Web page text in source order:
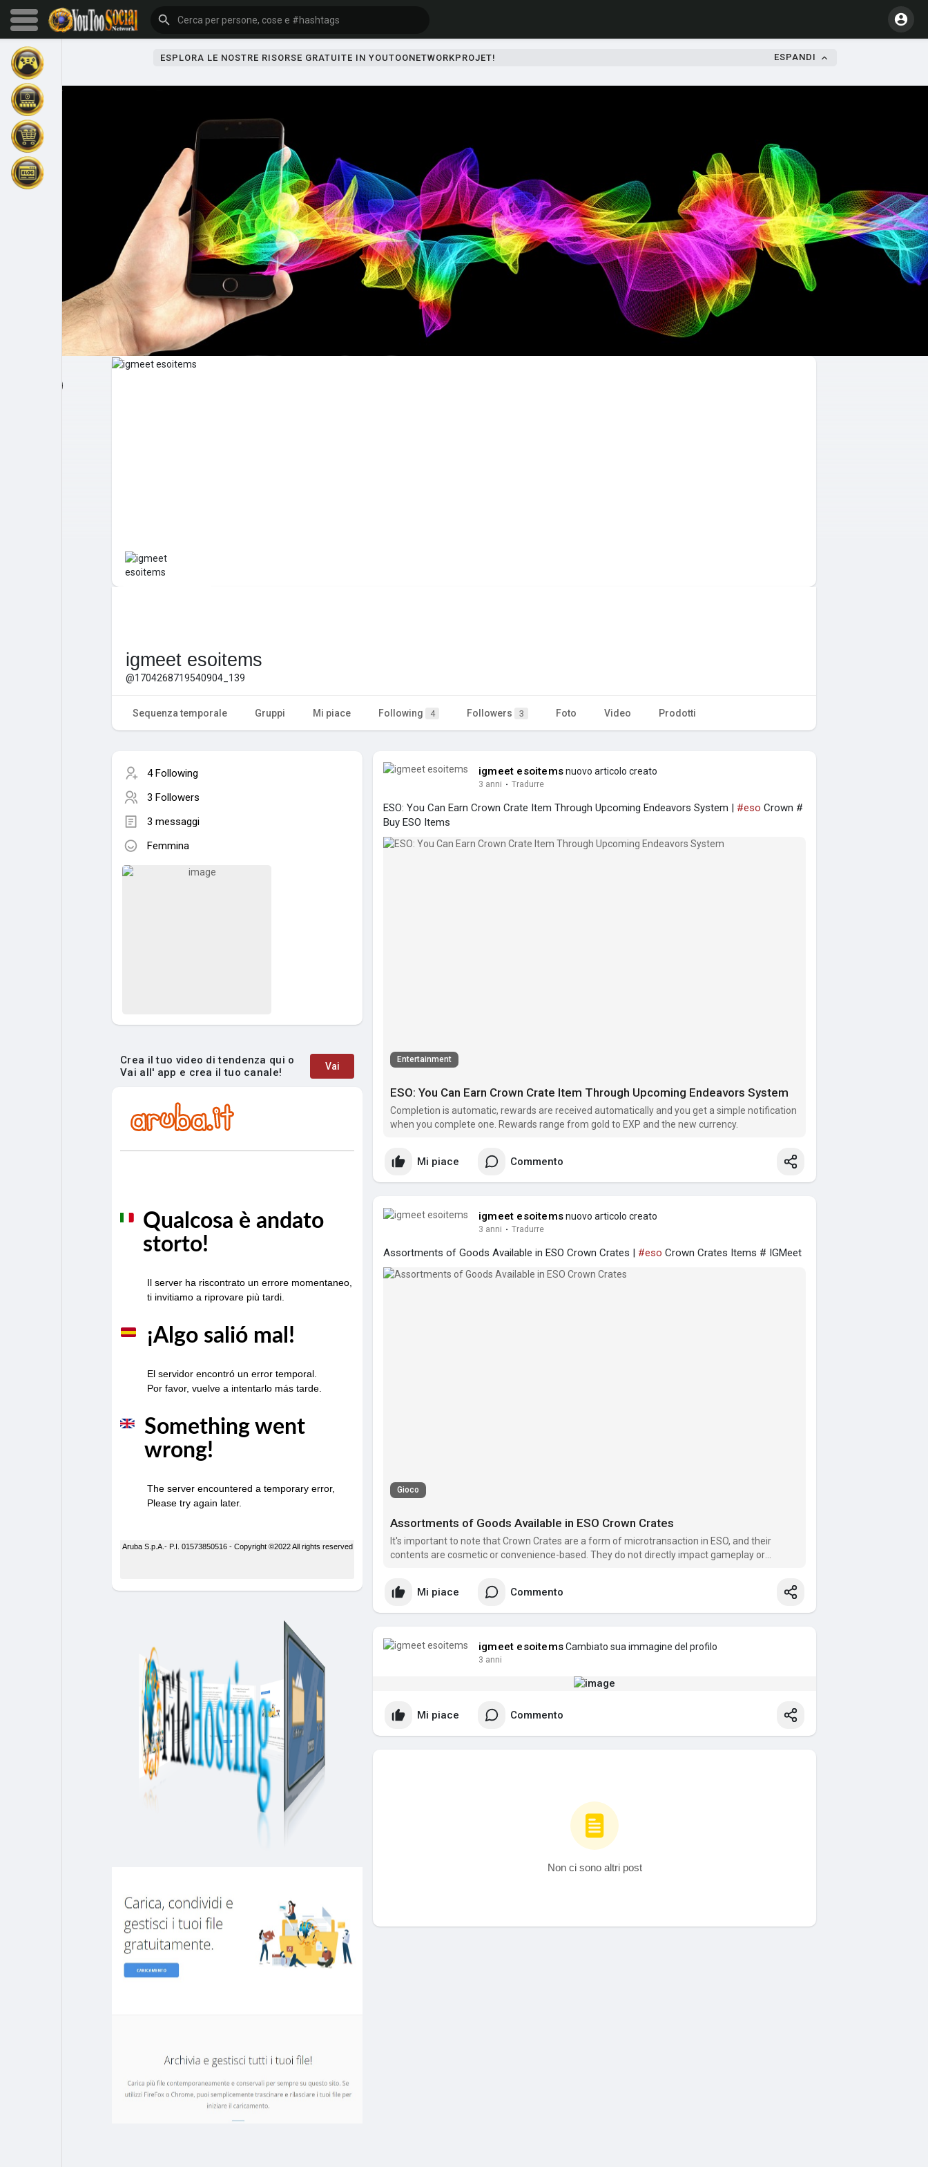
Sfoglia gli eventi
Esplorare
Post popolari Giochi
ESPLORA LE NOSTRE RISORSE GRATUITE IN YOUTOONETWORKPROJET! ESPANDI
igmeet esoitems
@1704268719540904_139
Sequenza temporale Gruppi Mi piace Following 4 Followers 3 Foto Video Prodotti
4 Following
3 Followers
3 messaggi
Femmina
Crea il tuo video di tendenza qui o
Vai all' app e crea il tuo canale!
Vai
igmeet esoitemsnuovo articolo creato
3 anni · Tradurre
ESO: You Can Earn Crown Crate Item Through Upcoming Endeavors System | #eso Crown #
Buy ESO Items
Entertainment
ESO: You Can Earn Crown Crate Item Through Upcoming Endeavors System
Completion is automatic, rewards are received automatically and you get a simple notification
when you complete one. Rewards range from gold to EXP and the new currency.
Mi piace Commento
igmeet esoitemsnuovo articolo creato
3 anni · Tradurre
Assortments of Goods Available in ESO Crown Crates | #eso Crown Crates Items # IGMeet
Gioco
Assortments of Goods Available in ESO Crown Crates
It's important to note that Crown Crates are a form of microtransaction in ESO, and their
contents are cosmetic or convenience-based. They do not directly impact gameplay or
Mi piace Commento
igmeet esoitemsCambiato sua immagine del profilo
3 anni
Mi piace Commento
Non ci sono altri post